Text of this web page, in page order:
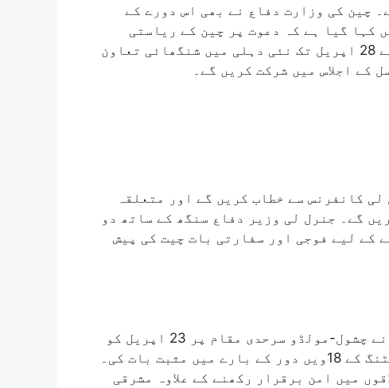
چین کی وزارت دفاع نے بھی اس دورے کے
کہا گیا ہے کہ دعوت پر چین کے ریاستی
کونسلر اور وزیر دفاع جنرل لی شانگ فو 27 سے 28 اپریل تک نئی دہلی میں شنگھائی تعاون
کے اجلاس میں شرکت کریں گے۔
کانفرنس سے خطاب کریں گے اور متعلقہ
گے۔ جنرل لی وزیر دفاع سنگھ کے ساتھ دو
کے لیے فوجی اور سفارتی بات چیت کی پیش
جنرل لی کے دورے سے پہلے، چینی وزارت دفاع نے چشول-مولڈو سرحدی مقام پر 23 اپریل کو
ہونے والی چین-بھارت کور کمانڈر سطح کی میٹنگ کے 18ویں دور کے بارے میں مثبت بات کی۔
میں امن برقرار رکھنے کے علاوہ مشرقی